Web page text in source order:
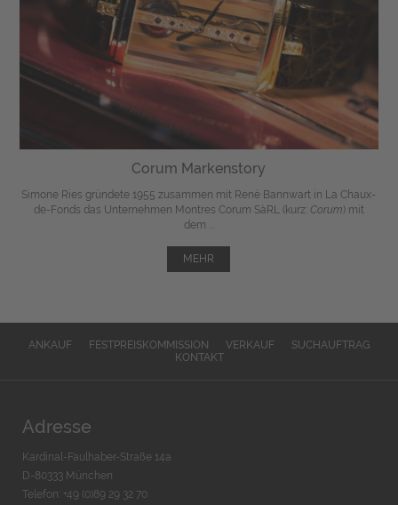
Corum Markenstory
Simone Ries gründete 1955 zusammen mit René Bannwart in La Chaux-
de-Fonds das Unternehmen Montres Corum SàRL (kurz: Corum) mit
dem ...
MEHR
ANKAUF FESTPREISKOMMISSION VERKAUF
SUCHAUFTRAG
KONTAKT
Adresse
Kardinal-Faulhaber-Straße 14a
D-80333 München
Telefon: +49 (0)89 29 32 70